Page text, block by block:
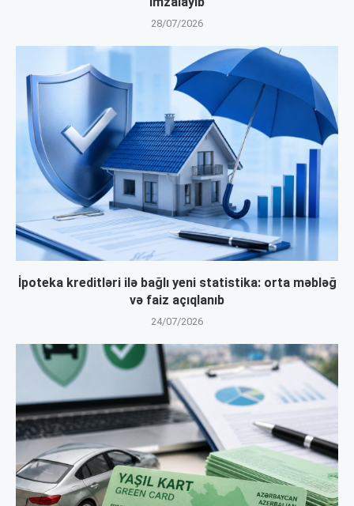
28/07/2026
İpoteka kreditləri ilə bağlı yeni statistika: orta məbləğ
və faiz açıqlanıb
24/07/2026